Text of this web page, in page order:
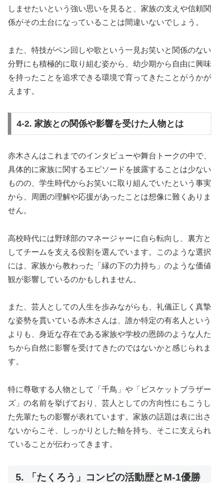
しませたいという強い思いを見ると、家族の支えや信頼関
係がその土台になっていることは間違いないでしょう。
また、特技がペン回しや歌という一見お笑いと関係のない
分野にも積極的に取り組む姿から、幼少期から自由に興味
を持ったことを追求できる環境で育ってきたことがうかが
えます。
4-2. 家族との関係や影響を受けた人物とは
赤木さんはこれまでのインタビューや舞台トークの中で、
具体的に家族に関するエピソードを披露することは少ない
ものの、学生時代からお笑いに取り組んでいたという事実
から、周囲の理解や応援があったことは想像に難くありま
せん。
高校時代には野球部のマネージャーに自ら転向し、裏方と
してチームを支える役割を選んでいます。このような選択
には、家族から教わった「縁の下の力持ち」のような価値
観が影響しているのかもしれません。
また、芸人としての人生を歩みながらも、礼儀正しく真摯
な姿勢を貫いている赤木さんは、誰か特定の有名人という
よりも、身近な存在である家族や学校の恩師のような人た
ちから自然に影響を受けてきたのではないかと感じられま
す。
特に尊敬する人物として「千鳥」や「ビスケットブラザー
ズ」の名前を挙げており、芸人としての方向性にもこうし
た先輩たちの影響が表れています。家族の話題は表に出さ
ないからこそ、しっかりとした軸を持ち、そこに支えられ
ていることが伝わってきます。
5. 「たくろう」コンビの活動歴とM-1優勝